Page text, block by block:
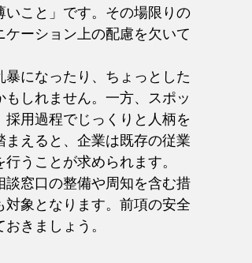
こと」です。その場限りの
ーション上の配慮を欠いて
暴になったり、ちょっとした
しれません。一方、スポッ
採用過程でじっくりと人柄を
えると、企業は既存の従業
うことが求められます。
窓口の整備や周知を含む措
象となります。前項の安全
きましょう。